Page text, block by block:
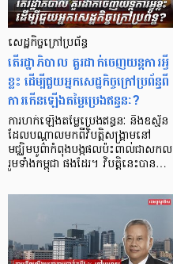
សេដ្ឋកិច្ចក្រៅប្រព័ន្ធ
តើរដ្ឋាភិបាល គួរដាក់ចេញយន្តការអ្វី
ខ្លះ ដើម្បីជួយអ្នកសេដ្ឋកិច្ចក្រៅប្រព័ន្ធពី
ការកើនឡើងតម្លៃប្រេងឥន្ធនៈ?
ការហក់ឡើងតម្លៃប្រេងឥន្ធនៈ និងឧស្ម័ន
ដែលបណ្តាលមកពីវិបត្តិសង្គ្រាមនៅ
មជ្ឈិមបូព៌ាកំពុងបង្កផលប៉ះពាល់ជាសកល
រួមទាំងកម្ពុជា ផងដែរ។ វិបត្តិនេះបាន…